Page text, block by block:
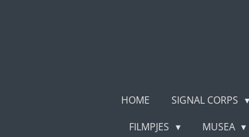
HOME SIGNAL CORPS
FILMPJES
MUSEA